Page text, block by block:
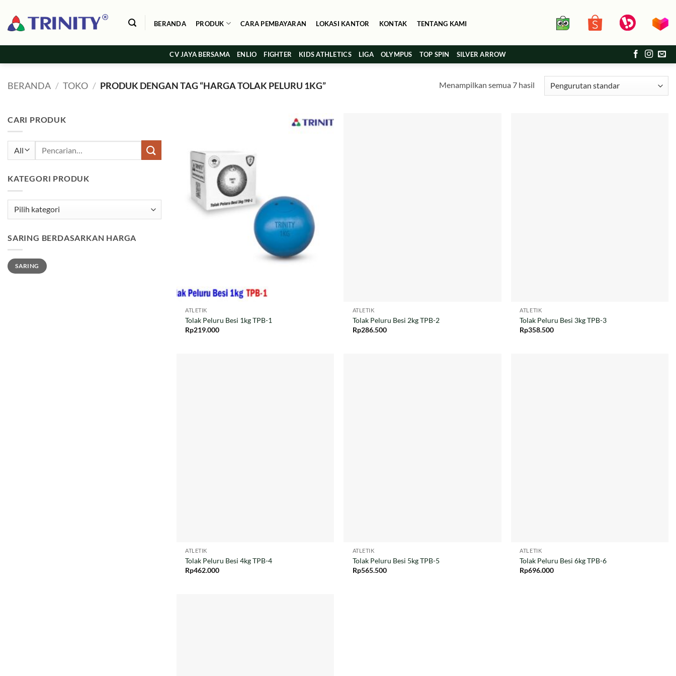
content
BERANDA PRODUK CARA PEMBAYARAN LOKASI KANTOR KONTAK TENTANG KAMI
CV JAYA BERSAMA ENLIO FIGHTER KIDS ATHLETICS LIGA OLYMPUS TOP SPIN SILVER ARROW
BERANDA / TOKO / PRODUK DENGAN TAG “HARGA TOLAK PELURU 1KG” Menampilkan semua 7 hasil
CARI PRODUK
Pencarian
untuk:
KATEGORI PRODUK
SARING BERDASARKAN HARGA
Harga
terendah
Harga
tertinggi
SARING
ATLETIK
Tolak Peluru Besi 1kg TPB-1
Rp219.000
ATLETIK
Tolak Peluru Besi 2kg TPB-2
Rp286.500
ATLETIK
Tolak Peluru Besi 3kg TPB-3
Rp358.500
ATLETIK
Tolak Peluru Besi 4kg TPB-4
Rp462.000
ATLETIK
Tolak Peluru Besi 5kg TPB-5
Rp565.500
ATLETIK
Tolak Peluru Besi 6kg TPB-6
Rp696.000